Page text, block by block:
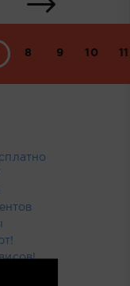
8 9 10 11